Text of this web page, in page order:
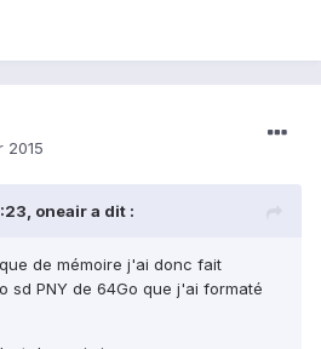
2015
oneair a dit :
de mémoire j'ai donc fait
sd PNY de 64Go que j'ai formaté